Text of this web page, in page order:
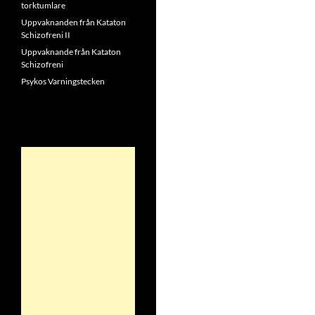
torktumlare
Uppvaknanden från Kataton
Schizofreni II
Uppvaknande från Kataton
Schizofreni
Psykos Varningstecken